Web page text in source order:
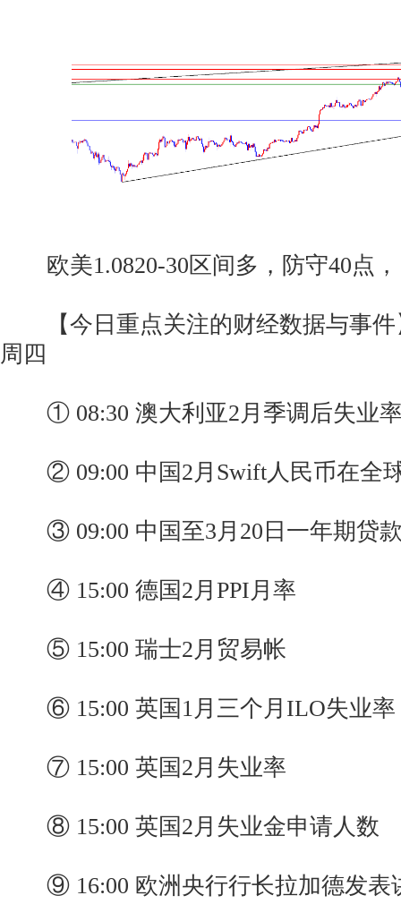
欧美1.0820-30区间多，防守40点，
【今日重点关注的财经数据与事件
周四
① 08:30 澳大利亚2月季调后失业
② 09:00 中国2月Swift人民币在全
③ 09:00 中国至3月20日一年期贷
④ 15:00 德国2月PPI月率
⑤ 15:00 瑞士2月贸易帐
⑥ 15:00 英国1月三个月ILO失业率
⑦ 15:00 英国2月失业率
⑧ 15:00 英国2月失业金申请人数
⑨ 16:00 欧洲央行行长拉加德发表